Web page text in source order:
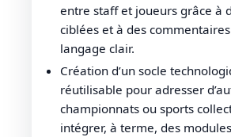
entre staff et joueurs grâce à
ciblées et à des
langage clair.
Création d’un socle
réutilisable pour adresser
championnats ou sports
intégrer, à terme, des modules